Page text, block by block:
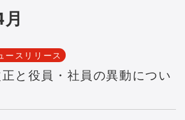
ースリリース
と役員・社員の異動につい